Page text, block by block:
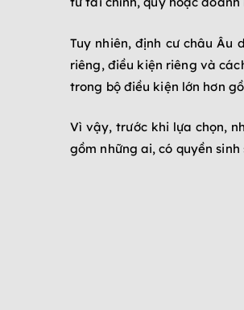
Tuy nhiên, định cư châu Âu
riêng, điều kiện riêng và
trong bộ điều kiện lớn hơn
Vì vậy, trước khi lựa chọn,
gồm những ai, có quyền